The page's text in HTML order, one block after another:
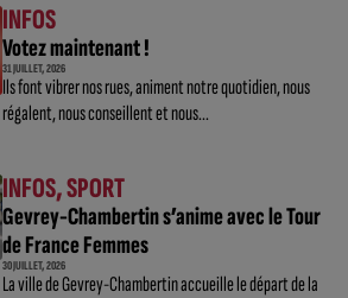
INFOS
Votez maintenant !
31 JUILLET, 2026
Ils font vibrer nos rues, animent notre quotidien, nous
régalent, nous conseillent et nous...
INFOS,SPORT
Gevrey-Chambertin s’anime avec le Tour
de France Femmes
30 JUILLET, 2026
La ville de Gevrey-Chambertin accueille le départ de la